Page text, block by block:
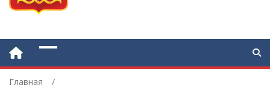
Главная